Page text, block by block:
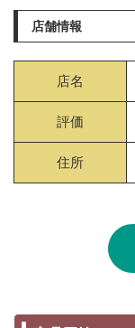
店舗情報
店名
評価
住所